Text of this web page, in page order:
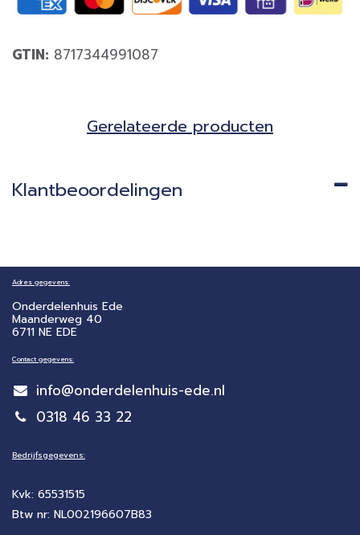
GTIN: 8717344991087
Gerela​teerde producten​
Klantbeoordelingen
Adres gegevens:
Onderdelenhuis Ede
Maanderweg 40
6711 NE EDE
Contact gegevens:
info@onderdelenhuis-ede.nl
0318 46 33 22
Bedrijfsgegevens:
Kvk: 65531515
Btw nr: NL002196607B83